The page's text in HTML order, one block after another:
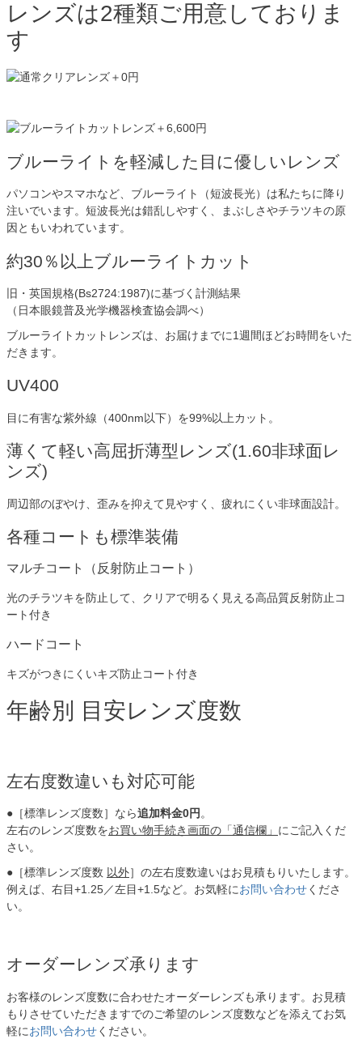
レンズは2種類ご用意しておりま
す
ブルーライトを軽減した目に優しいレンズ
パソコンやスマホなど、ブルーライト（短波長光）は私たちに降り
注いでいます。短波長光は錯乱しやすく、まぶしさやチラツキの原
因ともいわれています。
約30％以上ブルーライトカット
旧・英国規格(Bs2724:1987)に基づく計測結果
（日本眼鏡普及光学機器検査協会調べ）
ブルーライトカットレンズは、お届けまでに1週間ほどお時間をいた
だきます。
UV400
目に有害な紫外線（400nm以下）を99%以上カット。
薄くて軽い高屈折薄型レンズ(1.60非球面レ
ンズ)
周辺部のぼやけ、歪みを抑えて見やすく、疲れにくい非球面設計。
各種コートも標準装備
マルチコート（反射防止コート）
光のチラツキを防止して、クリアで明るく見える高品質反射防止コ
ート付き
ハードコート
キズがつきにくいキズ防止コート付き
年齢別 目安レンズ度数
左右度数違いも対応可能
●［標準レンズ度数］なら追加料金0円 。
左右のレンズ度数をお買い物手続き画面の「通信欄」 にご記入くだ
さい。
●［標準レンズ度数 以外］の左右度数違いはお見積もりいたします。
例えば、右目+1.25／左目+1.5など。お気軽にお問い合わせくださ
い。
オーダーレンズ承ります
お客様のレンズ度数に合わせたオーダーレンズも承ります。お見積
もりさせていただきますでのご希望のレンズ度数などを添えてお気
軽にお問い合わせください。